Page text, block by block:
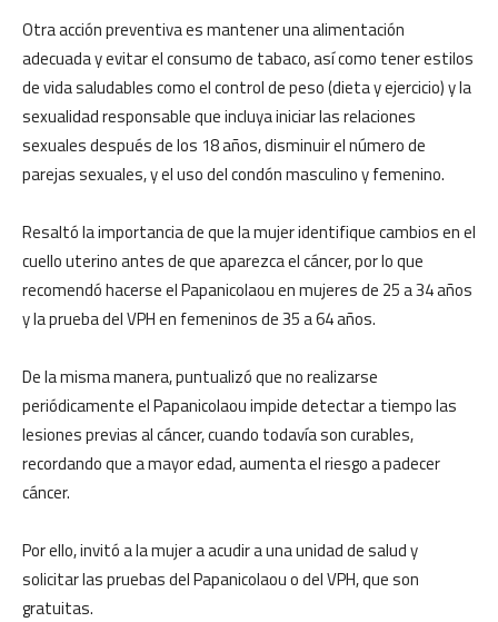
Otra acción preventiva es mantener una alimentación
adecuada y evitar el consumo de tabaco, así como tener estilos
de vida saludables como el control de peso (dieta y ejercicio) y la
sexualidad responsable que incluya iniciar las relaciones
sexuales después de los 18 años, disminuir el número de
parejas sexuales, y el uso del condón masculino y femenino.
Resaltó la importancia de que la mujer identifique cambios en el
cuello uterino antes de que aparezca el cáncer, por lo que
recomendó hacerse el Papanicolaou en mujeres de 25 a 34 años
y la prueba del VPH en femeninos de 35 a 64 años.
De la misma manera, puntualizó que no realizarse
periódicamente el Papanicolaou impide detectar a tiempo las
lesiones previas al cáncer, cuando todavía son curables,
recordando que a mayor edad, aumenta el riesgo a padecer
cáncer.
Por ello, invitó a la mujer a acudir a una unidad de salud y
solicitar las pruebas del Papanicolaou o del VPH, que son
gratuitas.